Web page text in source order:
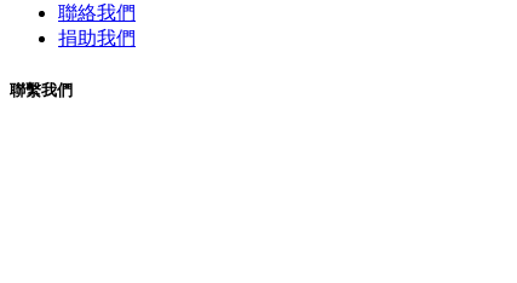
聯絡我們
捐助我們
聯繫我們